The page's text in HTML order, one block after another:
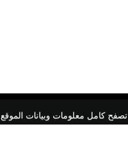
تصفح كامل معلومات وبيانات الموقع